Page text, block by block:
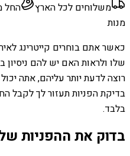
משלוחים לכל הארץ
החל מ-50
מנות
כאשר אתם בוחרים קייטרינג
שלו ולראות האם יש להם
רוצה לדעת יותר עליהם, אתה
בדיקת הפניות תעזור לך לקבל
בלבד.
בדוק את ההפניות